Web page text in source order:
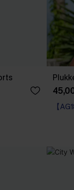
【